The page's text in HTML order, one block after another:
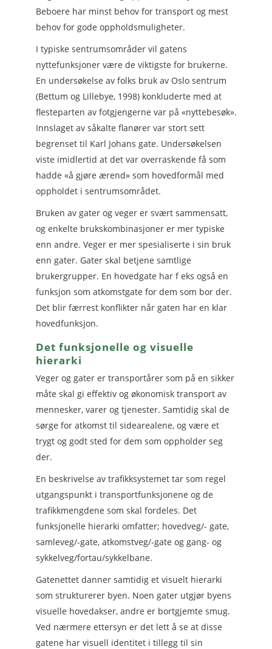
Beboere har minst behov for transport og mest
behov for gode oppholdsmuligheter.
I typiske sentrumsområder vil gatens
nyttefunksjoner være de viktigste for brukerne.
En undersøkelse av folks bruk av Oslo sentrum
(Bettum og Lillebye, 1998) konkluderte med at
flesteparten av fotgjengerne var på «nyttebesøk».
Innslaget av såkalte flanører var stort sett
begrenset til Karl Johans gate. Undersøkelsen
viste imidlertid at det var overraskende få som
hadde «å gjøre ærend» som hovedformål med
oppholdet i sentrumsområdet.
Bruken av gater og veger er svært sammensatt,
og enkelte brukskombinasjoner er mer typiske
enn andre. Veger er mer spesialiserte i sin bruk
enn gater. Gater skal betjene samtlige
brukergrupper. En hovedgate har f eks også en
funksjon som atkomstgate for dem som bor der.
Det blir færrest konflikter når gaten har en klar
hovedfunksjon.
Det funksjonelle og visuelle
hierarki
Veger og gater er transportårer som på en sikker
måte skal gi effektiv og økonomisk transport av
mennesker, varer og tjenester. Samtidig skal de
sørge for atkomst til sidearealene, og være et
trygt og godt sted for dem som oppholder seg
der.
En beskrivelse av trafikksystemet tar som regel
utgangspunkt i transportfunksjonene og de
trafikkmengdene som skal fordeles. Det
funksjonelle hierarki omfatter; hovedveg/- gate,
samleveg/-gate, atkomstveg/-gate og gang- og
sykkelveg/fortau/sykkelbane.
Gatenettet danner samtidig et visuelt hierarki
som strukturerer byen. Noen gater utgjør byens
visuelle hovedakser, andre er bortgjemte smug.
Ved nærmere ettersyn er det lett å se at disse
gatene har visuell identitet i tillegg til sin